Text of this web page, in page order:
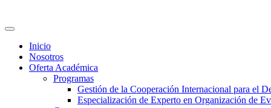
Inicio
Nosotros
Oferta Académica
Programas
Gestión de la Cooperación Internacional para el
Especialización de Experto en Organización de